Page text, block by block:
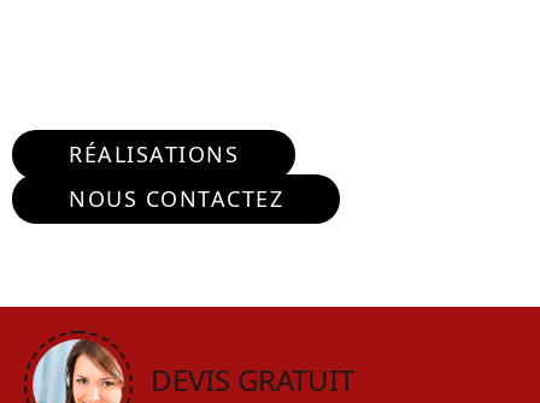
RÉALISATIONS
NOUS CONTACTEZ
DEVIS GRATUIT